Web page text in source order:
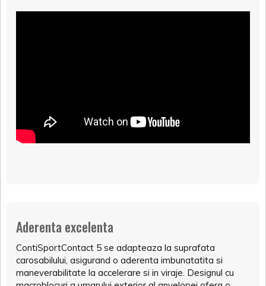
Aderenta excelenta
ContiSportContact 5 se adapteaza la suprafata
carosabilului, asigurand o aderenta imbunatatita si
maneverabilitate la accelerare si in viraje. Designul cu